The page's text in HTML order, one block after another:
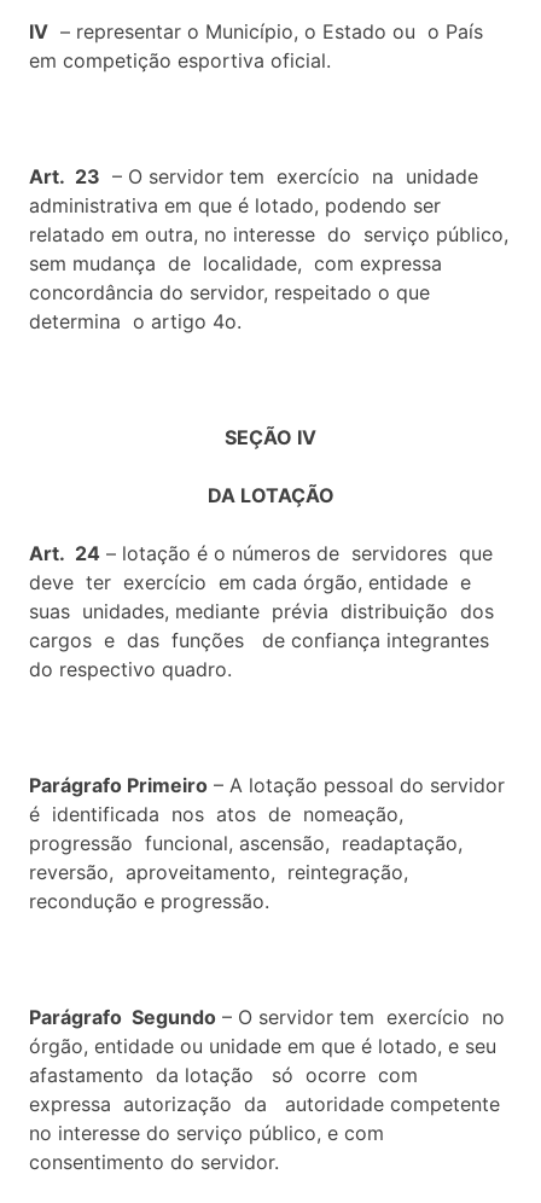
IV – representar o Município, o Estado ou o País
em competição esportiva oficial.
Art. 23 – O servidor tem exercício na unidade
administrativa em que é lotado, podendo ser
relatado em outra, no interesse do serviço público,
sem mudança de localidade, com expressa
concordância do servidor, respeitado o que
determina o artigo 4o.
SEÇÃO IV
DA LOTAÇÃO
Art. 24 – lotação é o números de servidores que
deve ter exercício em cada órgão, entidade e
suas unidades, mediante prévia distribuição dos
cargos e das funções de confiança integrantes
do respectivo quadro.
Parágrafo Primeiro – A lotação pessoal do servidor
é identificada nos atos de nomeação,
progressão funcional, ascensão, readaptação,
reversão, aproveitamento, reintegração,
recondução e progressão.
Parágrafo Segundo – O servidor tem exercício no
órgão, entidade ou unidade em que é lotado, e seu
afastamento da lotação só ocorre com
expressa autorização da autoridade competente
no interesse do serviço público, e com
consentimento do servidor.